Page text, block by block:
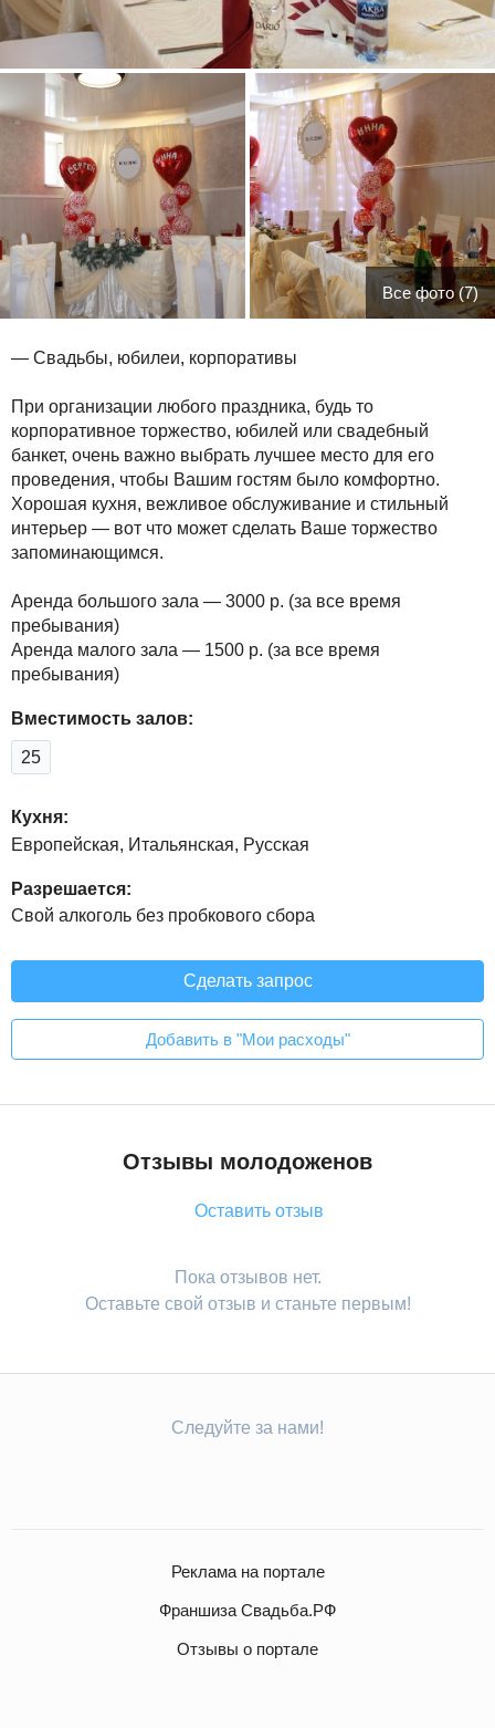
Все фото (7)
— Свадьбы, юбилеи, корпоративы
При организации любого праздника, будь то
корпоративное торжество, юбилей или свадебный
банкет, очень важно выбрать лучшее место для его
проведения, чтобы Вашим гостям было комфортно.
Хорошая кухня, вежливое обслуживание и стильный
интерьер — вот что может сделать Ваше торжество
запоминающимся.
Аренда большого зала — 3000 р. (за все время
пребывания)
Аренда малого зала — 1500 р. (за все время
пребывания)
Вместимость залов:
25
Кухня:
Европейская, Итальянская, Русская
Разрешается:
Свой алкоголь без пробкового сбора
Сделать запрос
Добавить в "Мои расходы"
Отзывы молодоженов
Оставить отзыв
Пока отзывов нет.
Оставьте свой отзыв и станьте первым!
Следуйте за нами!
Реклама на портале
Франшиза Свадьба.РФ
Отзывы о портале